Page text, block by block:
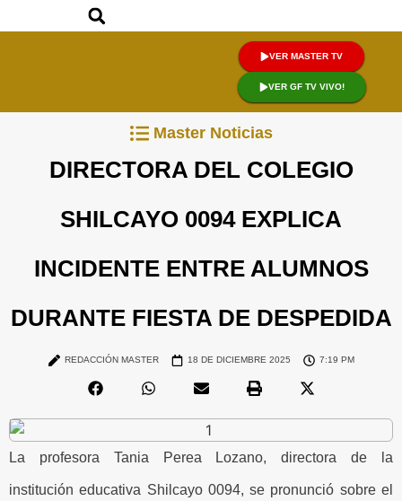
VER MASTER TV
VER GF TV VIVO!
Master Noticias
DIRECTORA DEL COLEGIO
SHILCAYO 0094 EXPLICA
INCIDENTE ENTRE ALUMNOS
DURANTE FIESTA DE DESPEDIDA
REDACCIÓN MASTER 18 DE DICIEMBRE 2025 7:19 PM
La profesora Tania Perea Lozano, directora de la
institución educativa Shilcayo 0094, se pronunció sobre el